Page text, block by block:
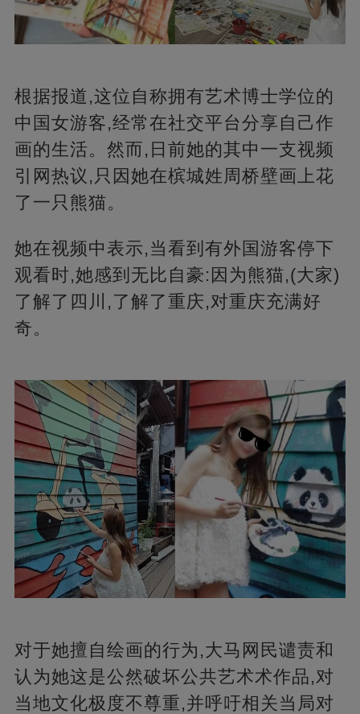
根据报道,这位自称拥有艺术博士学位的
中国女游客,经常在社交平台分享自己作
画的生活。然而,日前她的其中一支视频
引网热议,只因她在槟城姓周桥壁画上花
了一只熊猫。
她在视频中表示,当看到有外国游客停下
观看时,她感到无比自豪:因为熊猫,(大家)
了解了四川,了解了重庆,对重庆充满好
奇。
对于她擅自绘画的行为,大马网民谴责和
认为她这是公然破坏公共艺术术作品,对
当地文化极度不尊重,并呼吁相关当局对